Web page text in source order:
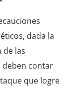
dada la
de las
deben contar
que logre